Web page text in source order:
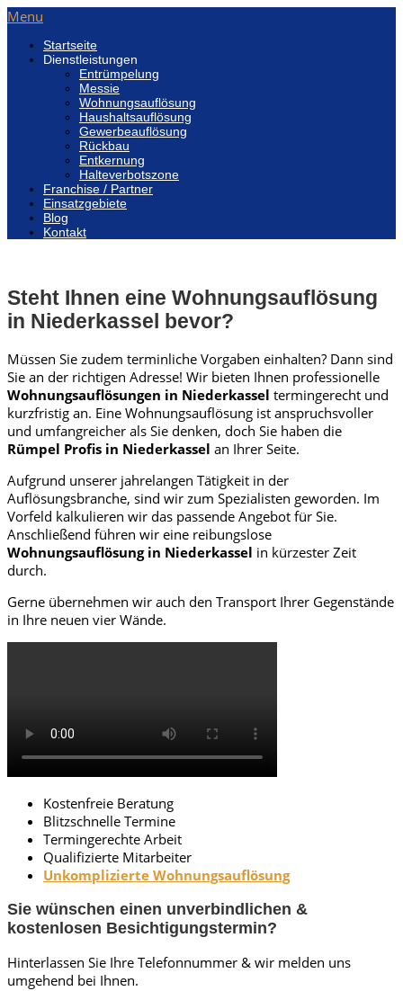
Menu
Startseite
Dienstleistungen
Entrümpelung
Messie
Wohnungsauflösung
Haushaltsauflösung
Gewerbeauflösung
Rückbau
Entkernung
Halteverbotszone
Franchise / Partner
Einsatzgebiete
Blog
Kontakt
Steht Ihnen eine Wohnungsauflösung
in Niederkassel bevor?
Müssen Sie zudem terminliche Vorgaben einhalten? Dann sind
Sie an der richtigen Adresse! Wir bieten Ihnen professionelle
Wohnungsauflösungen in Niederkassel termingerecht und
kurzfristig an. Eine Wohnungsauflösung ist anspruchsvoller
und umfangreicher als Sie denken, doch Sie haben die
Rümpel Profis in Niederkassel an Ihrer Seite.
Aufgrund unserer jahrelangen Tätigkeit in der
Auflösungsbranche, sind wir zum Spezialisten geworden. Im
Vorfeld kalkulieren wir das passende Angebot für Sie.
Anschließend führen wir eine reibungslose
Wohnungsauflösung in Niederkassel in kürzester Zeit
durch.
Gerne übernehmen wir auch den Transport Ihrer Gegenstände
in Ihre neuen vier Wände.
Kostenfreie Beratung
Blitzschnelle Termine
Termingerechte Arbeit
Qualifizierte Mitarbeiter
Unkomplizierte Wohnungsauflösung
Sie wünschen einen unverbindlichen &
kostenlosen Besichtigungstermin?
Hinterlassen Sie Ihre Telefonnummer & wir melden uns
umgehend bei Ihnen.